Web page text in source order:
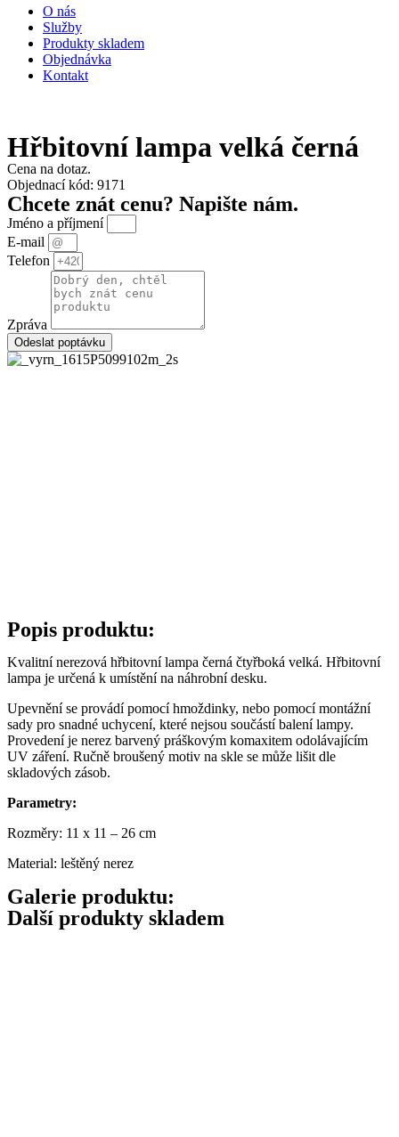
O nás
Služby
Produkty skladem
Objednávka
Kontakt
Hřbitovní lampa velká černá
Cena na dotaz.
Objednací kód: 9171
Chcete znát cenu? Napište nám.
Jméno a příjmení
E-mail
Telefon
Zpráva
Odeslat poptávku
Popis produktu:
Kvalitní nerezová hřbitovní lampa černá čtyřboká velká. Hřbitovní
lampa je určená k umístění na náhrobní desku.
Upevnění se provádí pomocí hmoždinky, nebo pomocí montážní
sady pro snadné uchycení, které nejsou součástí balení lampy.
Provedení je nerez barvený práškovým komaxitem odolávajícím
UV záření. Ručně broušený motiv na skle se může lišit dle
skladových zásob.
Parametry:
Rozměry: 11 x 11 – 26 cm
Material: leštěný nerez
Galerie produktu:
Další produkty skladem